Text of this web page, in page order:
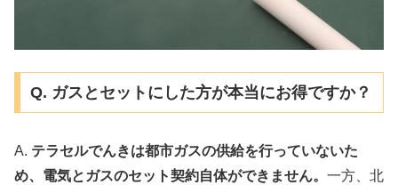
Q. ガスとセットにした方が本当にお得ですか？
A. テラセルでんきは都市ガスの供給を行っていないた
め、電気とガスのセット契約自体ができません。 一方、北